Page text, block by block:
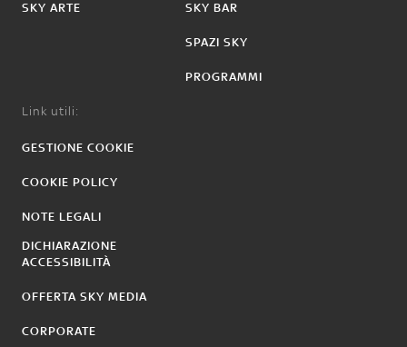
SKY ARTE SKY BAR
SPAZI SKY
PROGRAMMI
Link utili:
GESTIONE COOKIE
COOKIE POLICY
NOTE LEGALI
DICHIARAZIONE
ACCESSIBILITÀ
OFFERTA SKY MEDIA
CORPORATE